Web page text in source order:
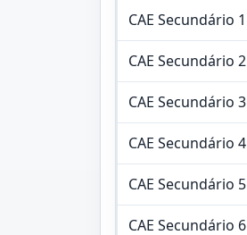
CAE Secundário 1
CAE Secundário 2
CAE Secundário 3
CAE Secundário 4
CAE Secundário 5
CAE Secundário 6